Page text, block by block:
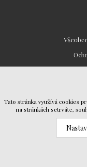
Tato stránka využívá cookies
na stránkách setrváte,